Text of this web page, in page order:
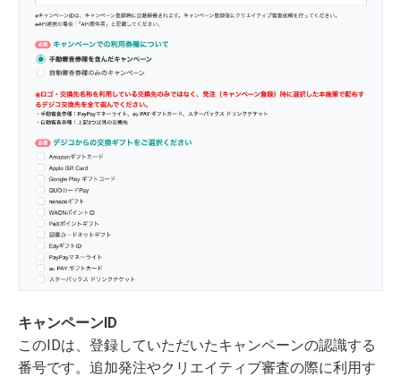
キャンペーンID
このIDは、登録していただいたキャンペーンの認識する
番号です。追加発注やクリエイティブ審査の際に利用す